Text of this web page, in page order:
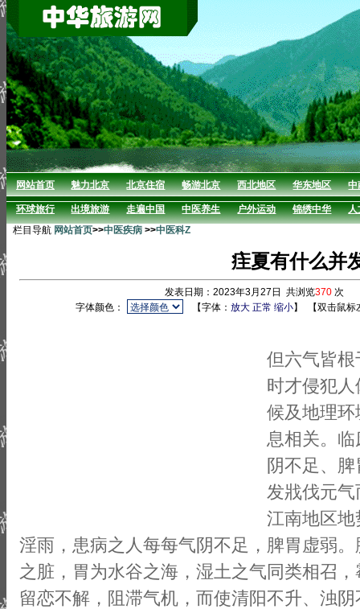
网站首页 魅力北京 北京住宿 畅游北京 西北地区 华东地区 中
环球旅行 出境旅游 走遍中国 中医养生 户外运动 锦绣中华
人
栏目导航 网站首页>>中医疾病 >>中医科Z
疰夏有什么并
发表日期：2023年3月27日 共浏览370 次
字体颜色：
【字体：放大 正常 缩小】 【双击鼠
但六气皆
时才侵犯
候及地理
息相关。
阴不足、
发戕伐元
江南地区
淫雨，患病之人每每气阴不足，脾胃虚弱
之脏，胃为水谷之海，湿土之气同类相召
留恋不解，阻滞气机，而使清阳不升、浊